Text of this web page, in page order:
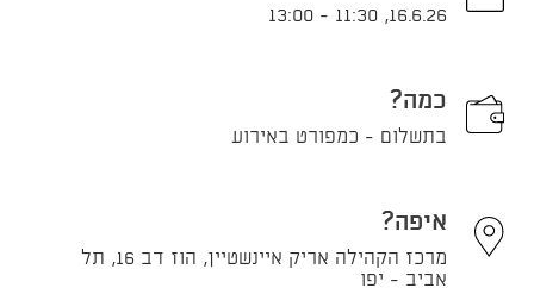
16.6.26
,
11:30
-
13:00
כמה?
בתשלום - כמפורט באירוע
איפה?
מרכז הקהילה אריק איינשטיין, הוז דב 16, תל
אביב - יפו